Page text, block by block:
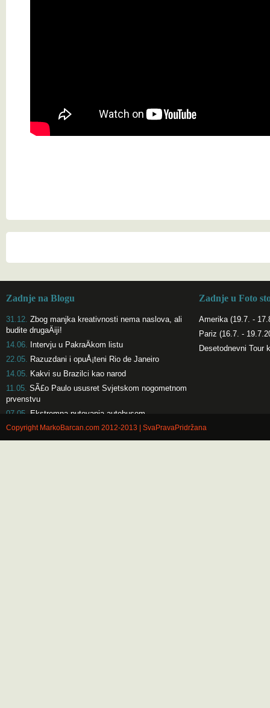
Zadnje na Blogu
31.12. Zbog manjka kreativnosti nema naslova, ali
budite drugaÄiji!
14.06. Intervju u PakraÄkom listu
22.05. Razuzdani i opuÅ¡teni Rio de Janeiro
14.05. Kakvi su Brazilci kao narod
11.05. SÃ£o Paulo ususret Svjetskom nogometnom
prvenstvu
07.05. Ekstremna putovanja autobusom
Zadnje u Foto
Amerika (19.7. -
Pariz (16.7. -
Desetodnevni Tour
Copyright MarkoBarcan.com 2012-2013 | SvaPravaPridržana